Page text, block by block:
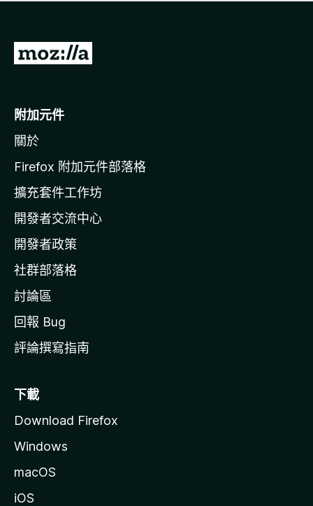
前
o
i
l
a
官
網
附加元件
關於
Firefox 附加元件部落格
擴充套件工作坊
開發者交流中心
開發者政策
社群部落格
討論區
回報 Bug
評論撰寫指南
下載
Download Firefox
Windows
macOS
iOS